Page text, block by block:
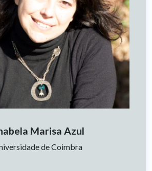
Marisa Azul
de Coimbra